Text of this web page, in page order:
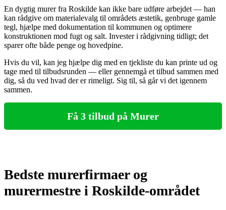
En dygtig murer fra Roskilde kan ikke bare udføre arbejdet — han
kan rådgive om materialevalg til områdets æstetik, genbruge gamle
tegl, hjælpe med dokumentation til kommunen og optimere
konstruktionen mod fugt og salt. Invester i rådgivning tidligt; det
sparer ofte både penge og hovedpine.
Hvis du vil, kan jeg hjælpe dig med en tjekliste du kan printe ud og
tage med til tilbudsrunden — eller gennemgå et tilbud sammen med
dig, så du ved hvad der er rimeligt. Sig til, så går vi det igennem
sammen.
Få 3 tilbud på Murer
Bedste murerfirmaer og
murermestre i Roskilde-området